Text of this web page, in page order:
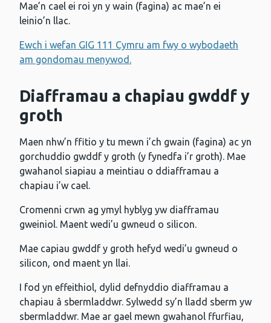
Mae’n cael ei roi yn y wain (fagina) ac mae’n ei
leinio’n llac.
Ewch i wefan GIG 111 Cymru am fwy o wybodaeth
am gondomau menywod.
Diafframau a chapiau gwddf y
groth
Maen nhw’n ffitio y tu mewn i’ch gwain (fagina) ac yn
gorchuddio gwddf y groth (y fynedfa i’r groth). Mae
gwahanol siapiau a meintiau o ddiafframau a
chapiau i’w cael.
Cromenni crwn ag ymyl hyblyg yw diafframau
gweiniol. Maent wedi’u gwneud o silicon.
Mae capiau gwddf y groth hefyd wedi’u gwneud o
silicon, ond maent yn llai.
I fod yn effeithiol, dylid defnyddio diafframau a
chapiau â sbermladdwr. Sylwedd sy’n lladd sberm yw
sbermladdwr. Mae ar gael mewn gwahanol ffurfiau,